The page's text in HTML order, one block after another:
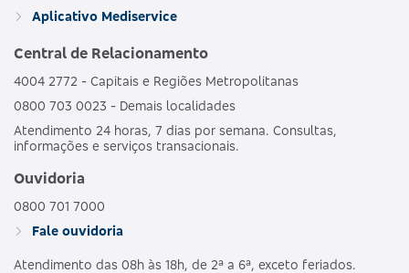
Aplicativo Mediservice
Central de Relacionamento
4004 2772 - Capitais e Regiões Metropolitanas
0800 703 0023 - Demais localidades
Atendimento 24 horas, 7 dias por semana. Consultas,
informações e serviços transacionais.
Ouvidoria
0800 701 7000
Fale ouvidoria
Atendimento das 08h às 18h, de 2ª a 6ª, exceto feriados.